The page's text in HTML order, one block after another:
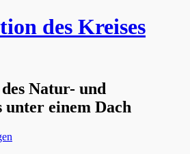
des Kreises
Natur- und
unter einem Dach